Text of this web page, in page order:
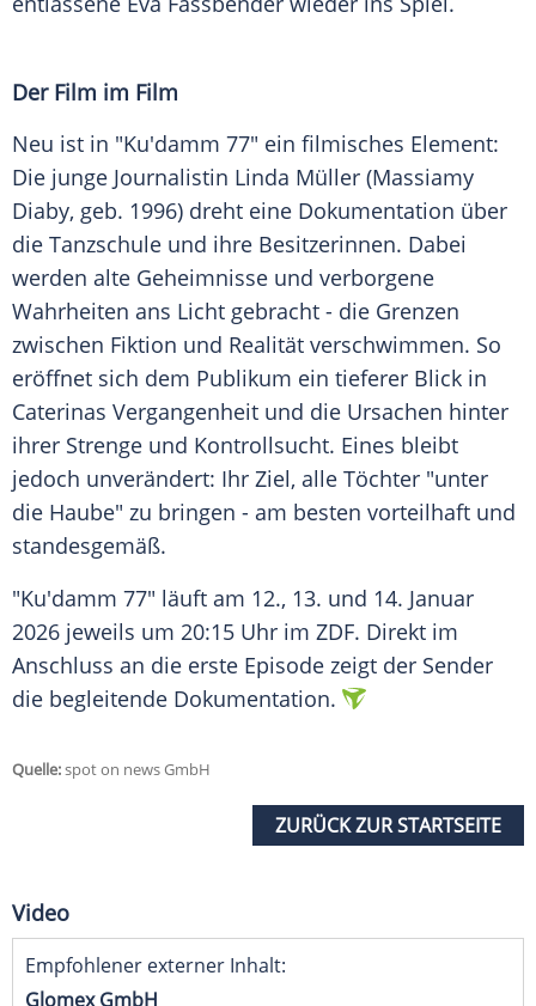
Der Film im Film
Neu ist in "Ku'damm 77" ein filmisches Element:
Die junge Journalistin Linda Müller (Massiamy
Diaby, geb. 1996) dreht eine Dokumentation über
die Tanzschule und ihre Besitzerinnen. Dabei
werden alte Geheimnisse und verborgene
Wahrheiten ans Licht gebracht - die Grenzen
zwischen Fiktion und Realität verschwimmen. So
eröffnet sich dem Publikum ein tieferer Blick in
Caterinas Vergangenheit und die Ursachen hinter
ihrer Strenge und Kontrollsucht. Eines bleibt
jedoch unverändert: Ihr Ziel, alle Töchter "unter
die Haube" zu bringen - am besten vorteilhaft und
standesgemäß.
"Ku'damm 77" läuft am 12., 13. und 14. Januar
2026 jeweils um 20:15 Uhr im ZDF. Direkt im
Anschluss an die erste Episode zeigt der Sender
die begleitende Dokumentation.
Quelle:spot on news GmbH
ZURÜCK ZUR STARTSEITE
Video
Empfohlener externer Inhalt:
Glomex GmbH